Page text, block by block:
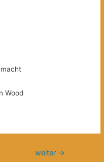
Wood
weiter →